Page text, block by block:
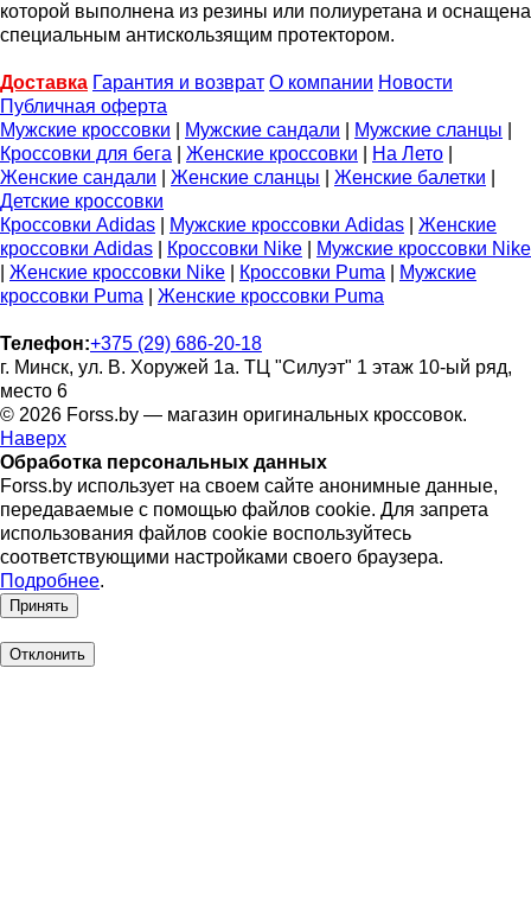
которой выполнена из резины или полиуретана и оснащена
специальным антискользящим протектором.
Доставка Гарантия и возврат О компании Новости
Публичная оферта
Мужские кроссовки
Мужские сандали Мужские сланцы
Кроссовки для бега
Женские кроссовки На Лето
Женские сандали
Женские сланцы Женские балетки
Детские кроссовки
Кроссовки Adidas
Мужские кроссовки Adidas
Женские
кроссовки Adidas
Кроссовки Nike
Мужские кроссовки Nike
Женские кроссовки Nike Кроссовки Puma
Мужские
кроссовки Puma
Женские кроссовки Puma
Телефон:+375 (29) 686-20-18
г. Минск, ул. В. Хоружей 1а. ТЦ "Силуэт" 1 этаж 10-ый ряд,
место 6
© 2026 Forss.by — магазин оригинальных кроссовок.
Наверх
Обработка персональных данных
Forss.by использует на своем сайте анонимные данные,
передаваемые с помощью файлов cookie. Для запрета
использования файлов cookie воспользуйтесь
соответствующими настройками своего браузера.
Подробнее.
Принять
Отклонить